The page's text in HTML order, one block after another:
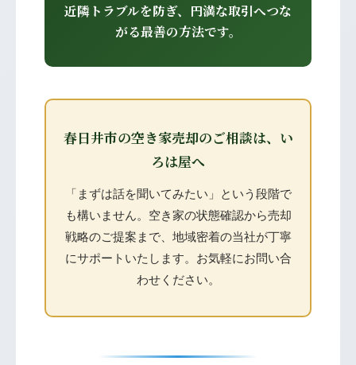
近隣トラブルを防ぎ、円満な取引へつな
がる最善の方法です。
春日井市の空き家売却のご相談は、い
ろは屋へ
「まずは話を聞いてみたい」という段階で
も構いません。空き家の状態確認から売却
戦略のご提案まで、地域密着の当社が丁寧
にサポートいたします。お気軽にお問い合
わせください。